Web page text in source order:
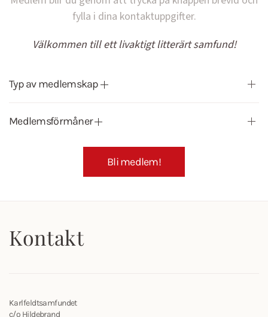
fylla i dina kontaktuppgifter.
Välkommen till ett livaktigt litterärt samfund!
Typ av medlemskap
Medlemsförmåner
Bli medlem!
Kontakt
Karlfeldtsamfundet
c/o Hildebrand